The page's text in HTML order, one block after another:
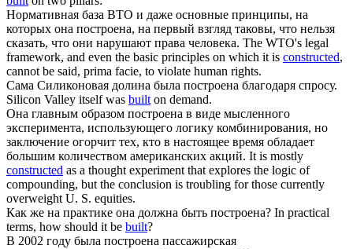
Нормативная база ВТО и даже основные принципы, на
которых она построена, на первый взгляд таковы, что нельзя
сказать, что они нарушают права человека. The WTO's legal
framework, and even the basic principles on which it is constructed,
cannot be said, prima facie, to violate human rights.
Сама Силиконовая долина была построена благодаря спросу.
Silicon Valley itself was builton demand.
Она главным образом построена в виде мысленного
эксперимента, использующего логику комбинирования, но
заключение огорчит тех, кто в настоящее время обладает
большим количеством американских акций. It is mostly
constructed as a thought experiment that explores the logic of
compounding, but the conclusion is troubling for those currently
overweight U. S. equities.
Как же на практике она должна быть построена? In practical
terms, how should it be built?
В 2002 году была построена пассажирская